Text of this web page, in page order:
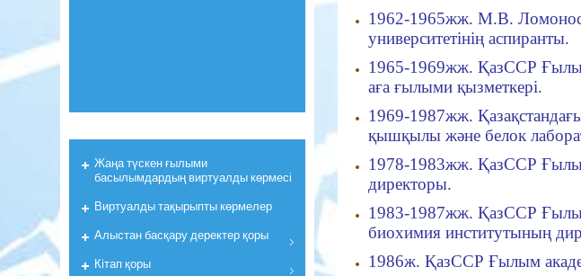
1962-1965жж. М.В.
университетінің аспиранты.
1965-1969жж. ҚазССР
аға ғылыми қызметкері.
1969-1987жж.
қышқылы және белок
1978-1983жж. ҚазССР
директоры.
1983-1987жж. ҚазССР
биохимия институтының
1986ж. ҚазССР Ғылым
Жаңа түскен ғылыми
басылымдардың виртуалды көрмесі
Виртуалды тақырыпты көрмелер
Алыстан басқару деректер қоры
Кiтап қоры